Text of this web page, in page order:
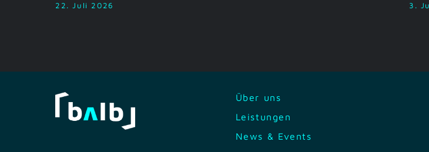
22. Juli 2026 3.
Über uns
Leistungen
News & Events